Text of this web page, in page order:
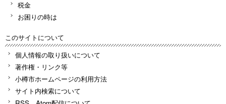
税金
お困りの時は
このサイトについて
個人情報の取り扱いについて
著作権・リンク等
小樽市ホームページの利用方法
サイト内検索について